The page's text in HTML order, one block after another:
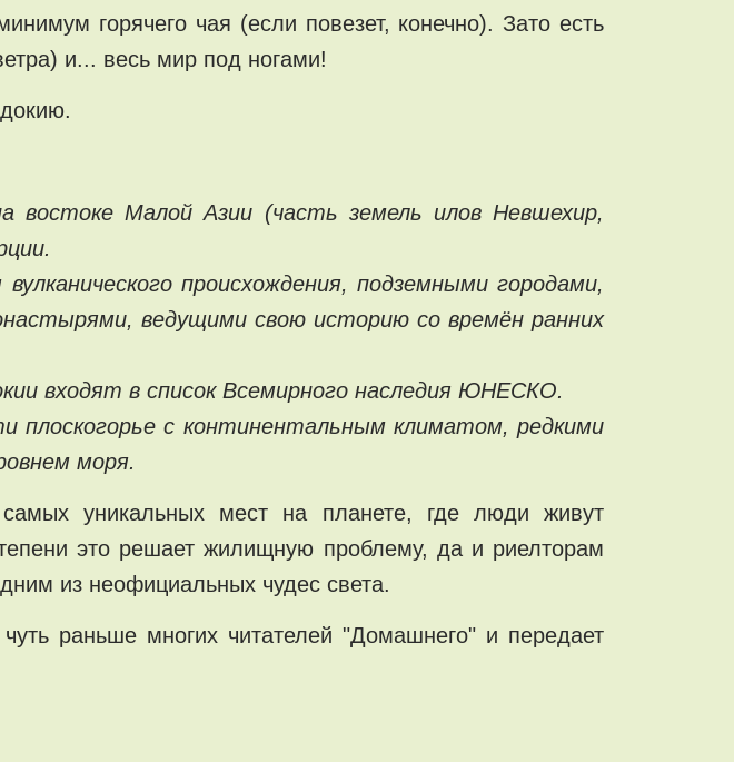
горячего чая (если повезет, конечно). Зато есть
и... весь мир под ногами!
востоке Малой Азии (часть земель илов Невшехир,
происхождения, подземными городами,
ведущими свою историю со времён ранних
входят в список Всемирного наследия ЮНЕСКО.
с континентальным климатом, редкими
моря.
уникальных мест на планете, где люди живут
это решает жилищную проблему, да и риелторам
из неофициальных чудес света.
раньше многих читателей "Домашнего" и передает